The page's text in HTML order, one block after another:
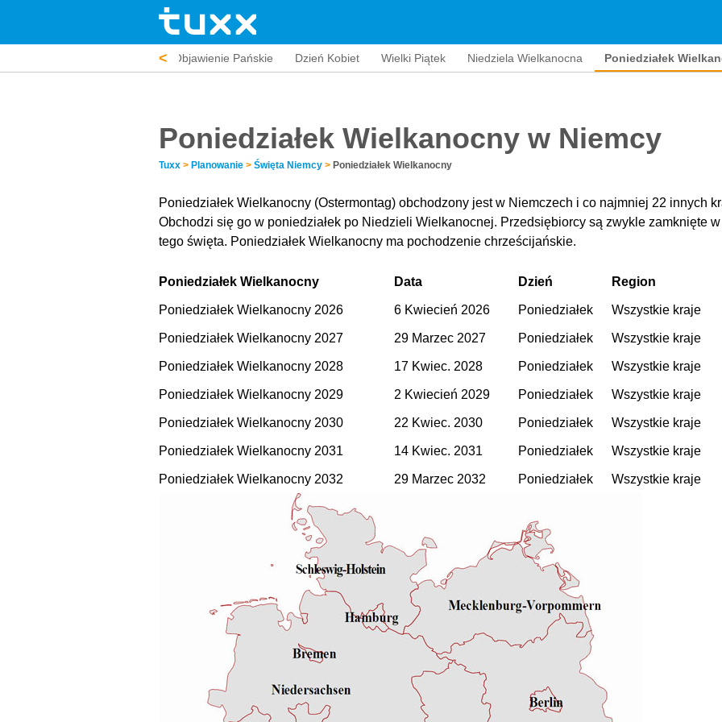
< Objawienie Pańskie Dzień Kobiet Wielki Piątek Niedziela Wielkanocna Poniedziałek
Poniedziałek Wielkanocny w Niemcy
Tuxx > Planowanie > Święta Niemcy > Poniedziałek Wielkanocny
Poniedziałek Wielkanocny (Ostermontag) obchodzony jest w Niemczech i co najmniej 22 innych
Obchodzi się go w poniedziałek po Niedzieli Wielkanocnej. Przedsiębiorcy są zwykle zamknięte
tego święta. Poniedziałek Wielkanocny ma pochodzenie chrześcijańskie.
Poniedziałek Wielkanocny Data Dzień Region
Poniedziałek Wielkanocny 2026 6 Kwiecień 2026 Poniedziałek Wszystkie kraje
Poniedziałek Wielkanocny 2027 29 Marzec 2027 Poniedziałek Wszystkie kraje
Poniedziałek Wielkanocny 2028 17 Kwiec. 2028 Poniedziałek Wszystkie kraje
Poniedziałek Wielkanocny 2029 2 Kwiecień 2029 Poniedziałek Wszystkie kraje
Poniedziałek Wielkanocny 2030 22 Kwiec. 2030 Poniedziałek Wszystkie kraje
Poniedziałek Wielkanocny 2031 14 Kwiec. 2031 Poniedziałek Wszystkie kraje
Poniedziałek Wielkanocny 2032 29 Marzec 2032 Poniedziałek Wszystkie kraje